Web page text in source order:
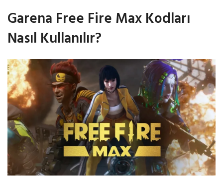
Garena Free Fire Max Kodları
Nasıl Kullanılır?